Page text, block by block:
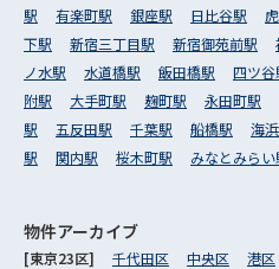
駅
有楽町駅 銀座駅 日比谷駅
下駅
新宿三丁目駅 新宿御苑前駅
ノ水駅
水道橋駅 飯田橋駅 四ツ谷
附駅
大手町駅 麹町駅 永田町駅
駅
五反田駅 千葉駅 船橋駅 海
駅
関内駅 桜木町駅 みなとみらい
物件アーカイブ
[東京23区] 千代田区 中央区 港区